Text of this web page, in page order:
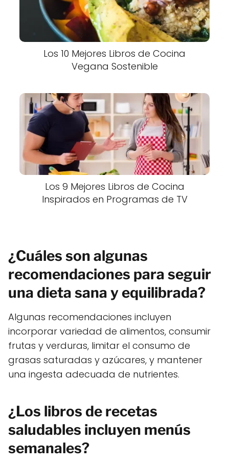
Los 10 Mejores Libros de Cocina
Vegana Sostenible
Los 9 Mejores Libros de Cocina
Inspirados en Programas de TV
¿Cuáles son algunas
recomendaciones para seguir
una dieta sana y equilibrada?
Algunas recomendaciones incluyen
incorporar variedad de alimentos, consumir
frutas y verduras, limitar el consumo de
grasas saturadas y azúcares, y mantener
una ingesta adecuada de nutrientes.
¿Los libros de recetas
saludables incluyen menús
semanales?